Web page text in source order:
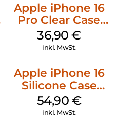
Apple iPhone 16
Pro Clear Case
MagSafe
Transparent
36,90€
inkl. MwSt.
Apple iPhone 16
Silicone Case
MagSafe Black
54,90 €
inkl. MwSt.